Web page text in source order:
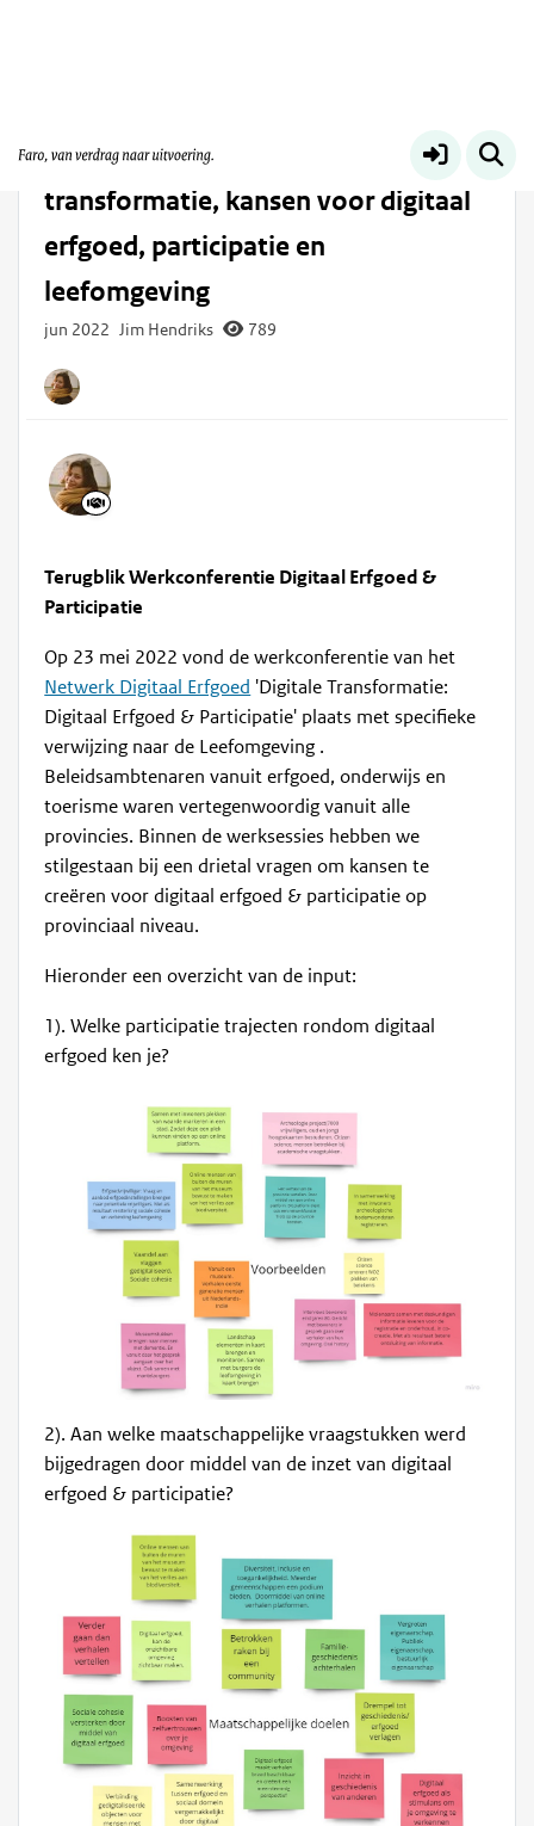
Werkconferentie NDE: Digitale
transformatie, kansen voor digitaal
erfgoed, participatie en
leefomgeving
jun 2022 Jim Hendriks 789
Terugblik Werkconferentie Digitaal Erfgoed &
Participatie
Op 23 mei 2022 vond de werkconferentie van het
Netwerk Digitaal Erfgoed 'Digitale Transformatie:
Digitaal Erfgoed & Participatie' plaats met specifieke
verwijzing naar de Leefomgeving .
Beleidsambtenaren vanuit erfgoed, onderwijs en
toerisme waren vertegenwoordig vanuit alle
provincies. Binnen de werksessies hebben we
stilgestaan bij een drietal vragen om kansen te
creëren voor digitaal erfgoed & participatie op
provinciaal niveau.
Hieronder een overzicht van de input:
1). Welke participatie trajecten rondom digitaal
erfgoed ken je?
2). Aan welke maatschappelijke vraagstukken werd
bijgedragen door middel van de inzet van digitaal
erfgoed & participatie?